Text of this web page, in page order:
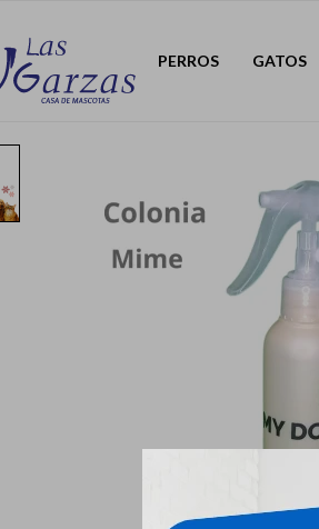
PERROS GATOS